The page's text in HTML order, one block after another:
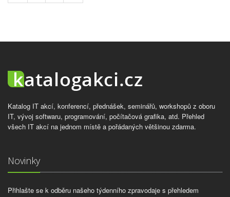
Katalog IT akcí, konferencí, přednášek, seminářů, workshopů z oboru
IT, vývoj softwaru, programování, počítačová grafika, atd. Přehled
všech IT akcí na jednom místě a pořádaných většinou zdarma.
Novinky
Přihlašte se k odběru našeho týdenního zpravodaje s přehledem